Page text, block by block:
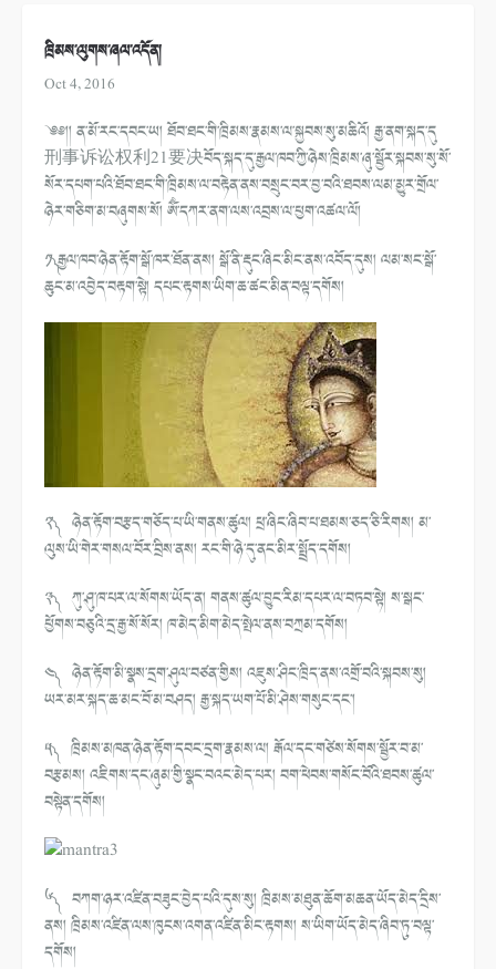
ཁྲིམས་ལུགས་ཞལ་འདོན།
Oct 4, 2016
༄༅།། ན་མོ་རང་དབང་ཡ། ཐོབ་ཐང་གི་ཁྲིམས་རྣམས་ལ་སྐྱབས་སུ་མཆིའོ། རྒྱ་ནག་སྐད་དུ
刑事诉讼权利21要决བོད་སྐད་དུ་རྒྱལ་ཁབ་ཀྱི་ཉེས་ཁྲིམས་ཞུ་སྦྱོར་སྐབས་སུ་སོ་
སོར་དཔག་པའི་ཐོབ་ཐང་གི་ཁྲིམས་ལ་བརྟེན་ནས་བསྲུང་བར་བྱ་བའི་ཐབས་ལམ་མྱུར་གྲོལ་
ཉེར་གཅིག་མ་བཞུགས་སོ། ཨོྃ་དཀར་ནག་ལས་འབྲས་ལ་ཕྱག་འཚལ་ལོ།
༡༽ རྒྱལ་ཁབ་ཉེན་རྟོག་སྒོ་ཁར་ཐོན་ནས། སྒོ་ནི་རྡུང་ཞིང་མིང་ནས་འབོད་དུས། ལམ་སང་སྒོ་
ཆུང་མ་འབྱེད་བརྟག་སྟེ། དཔང་རྟགས་ཡིག་ཆ་ཚང་མིན་བལྟ་དགོས།
༢༽ ཉེན་རྟོག་བརྩད་གཅོད་པ་ཡི་གནས་ཚུལ། ཕྲ་ཞིང་ཞིབ་པ་ཐམས་ཅད་ཅི་རིགས། མ་
ལུས་ཡི་གེར་གསལ་བོར་བྲིས་ནས། རང་གི་ཉེ་དུ་ནང་མིར་སྤྲོད་དགོས།
༣༽ ཀུ་ཤུ་ཁ་པར་ལ་སོགས་ཡོད་ན། གནས་ཚུལ་བྱུང་རིམ་དཔར་ལ་བཏབ་སྟེ། ས་སྒང་
ཕྱོགས་བཅུའི་དྲ་རྒྱ་སོ་སོར། ཁ་མེད་མིག་མེད་སྤེལ་ནས་བཀྲམ་དགོས།
༤༽ ཉེན་རྟོག་མི་སྣས་དྲག་ཤུལ་བཙན་གྱིས། འཇུས་ཤིང་ཁྲིད་ནས་འགྲོ་བའི་སྐབས་སུ།
ཡར་མར་སྐད་ཆ་མང་བོ་མ་བཤད། རྒྱ་སྐད་ཡག་པོ་མི་ཤེས་གསུང་དང་།
༥༽ ཁྲིམས་མཁན་ཉེན་རྟོག་དབང་དྲག་རྣམས་ལ། རྒོལ་དང་གཙེས་སོགས་སྦྱོར་བ་མ་
བརྩམས། འཇིགས་དང་ཞུམ་གྱི་སྣང་བའང་མེད་པར། བག་ཕེབས་གསོང་བོའི་ཐབས་ཚུལ་
བསྟེན་དགོས།
༦༽ བཀག་ཉར་འཛིན་བཟུང་བྱེད་པའི་དུས་སུ། ཁྲིམས་མཐུན་ཆོག་མཆན་ཡོད་མེད་དྲིས་
ནས། ཁྲིམས་འཛིན་ལས་ཁུངས་འགན་འཛིན་མིང་རྟགས། ས་ཡིག་ཡོད་མེད་ཞིབ་ཏུ་བལྟ་
དགོས།